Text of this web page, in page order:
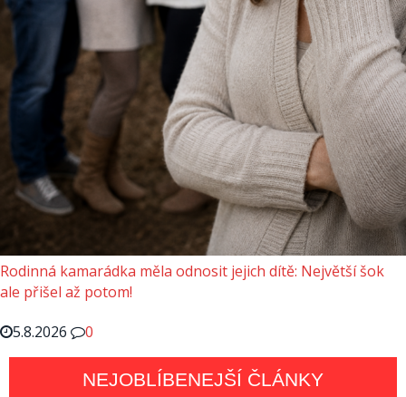
Rodinná kamarádka měla odnosit jejich dítě: Největší šok
ale přišel až potom!
5.8.2026
0
NEJOBLÍBENEJŠÍ ČLÁNKY